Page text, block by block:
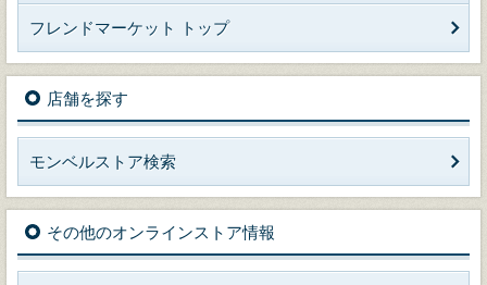
フレンドマーケット トップ
店舗を探す
モンベルストア検索
その他のオンラインストア情報